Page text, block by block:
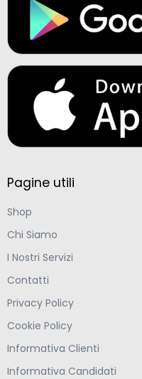
Pagine utili
Shop
Chi Siamo
I Nostri Servizi
Contatti
Privacy Policy
Cookie Policy
Informativa Clienti
Informativa Candidati